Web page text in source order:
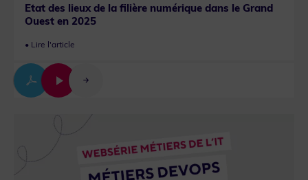
Etat des lieux de la filière numérique dans le Grand
Ouest en 2025